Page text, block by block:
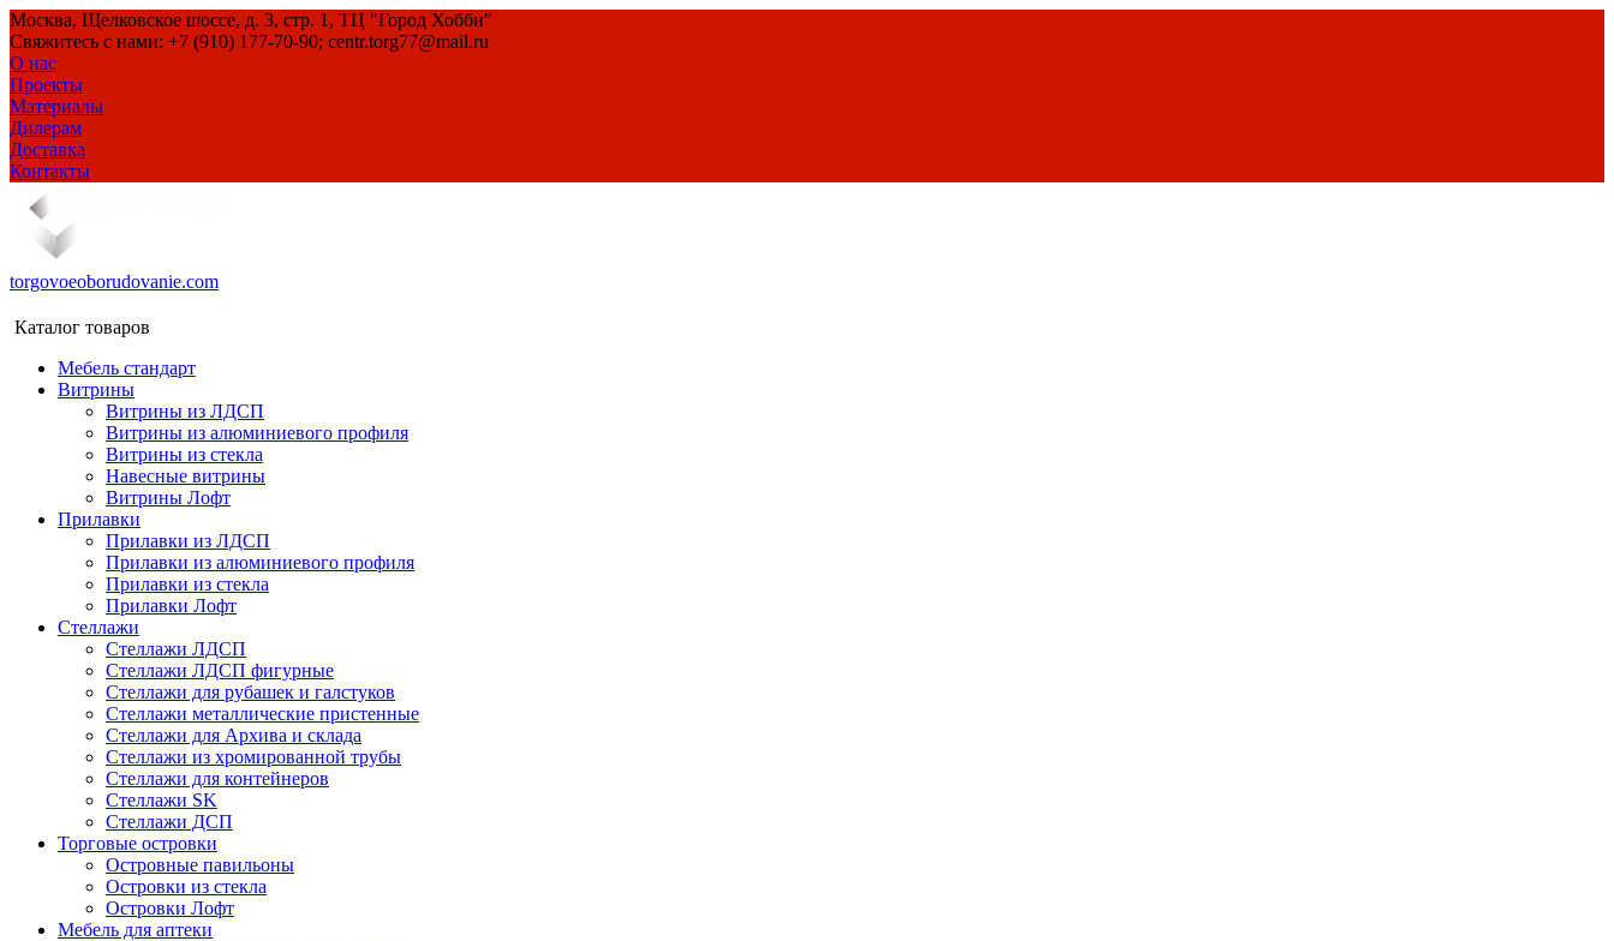
Москва, Щелковское шоссе, д. 3, стр. 1, ТЦ "Город Хобби"
Свяжитесь с нами: +7 (910) 177-70-90; centr.torg77@mail.ru
О нас
Проекты
Материалы
Дилерам
Доставка
Контакты
torgovoeoborudovanie.com
Каталог товаров
Мебель стандарт
Витрины
Витрины из ЛДСП
Витрины из алюминиевого профиля
Витрины из стекла
Навесные витрины
Витрины Лофт
Прилавки
Прилавки из ЛДСП
Прилавки из алюминиевого профиля
Прилавки из стекла
Прилавки Лофт
Стеллажи
Стеллажи ЛДСП
Стеллажи ЛДСП фигурные
Стеллажи для рубашек и галстуков
Стеллажи металлические пристенные
Стеллажи для Архива и склада
Стеллажи из хромированной трубы
Стеллажи для контейнеров
Стеллажи SK
Стеллажи ДСП
Торговые островки
Островные павильоны
Островки из стекла
Островки Лофт
Мебель для аптеки